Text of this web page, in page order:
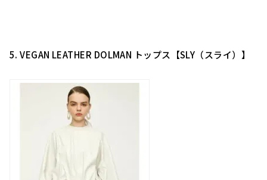
5. VEGAN LEATHER DOLMAN トップス【SLY（スライ）】